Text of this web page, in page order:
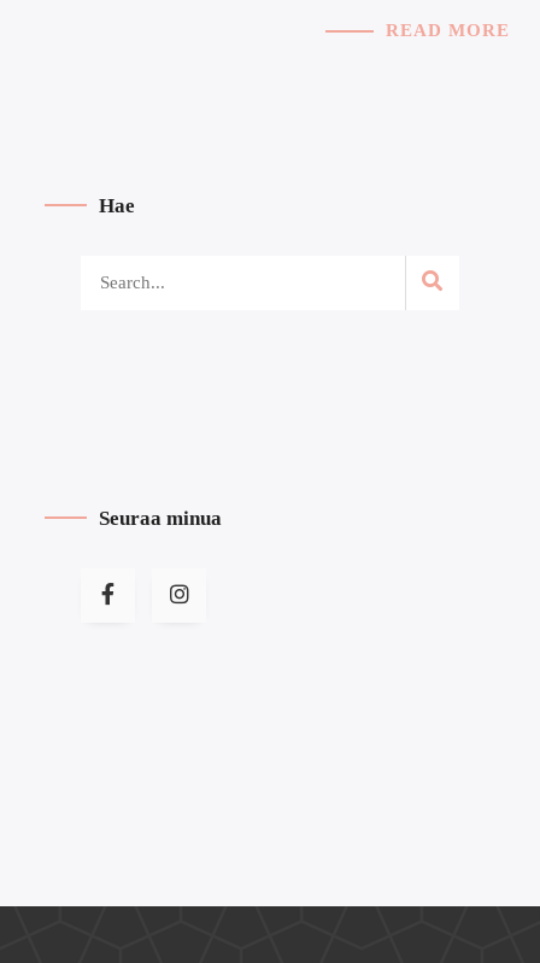
READ MORE
Hae
Seuraa minua